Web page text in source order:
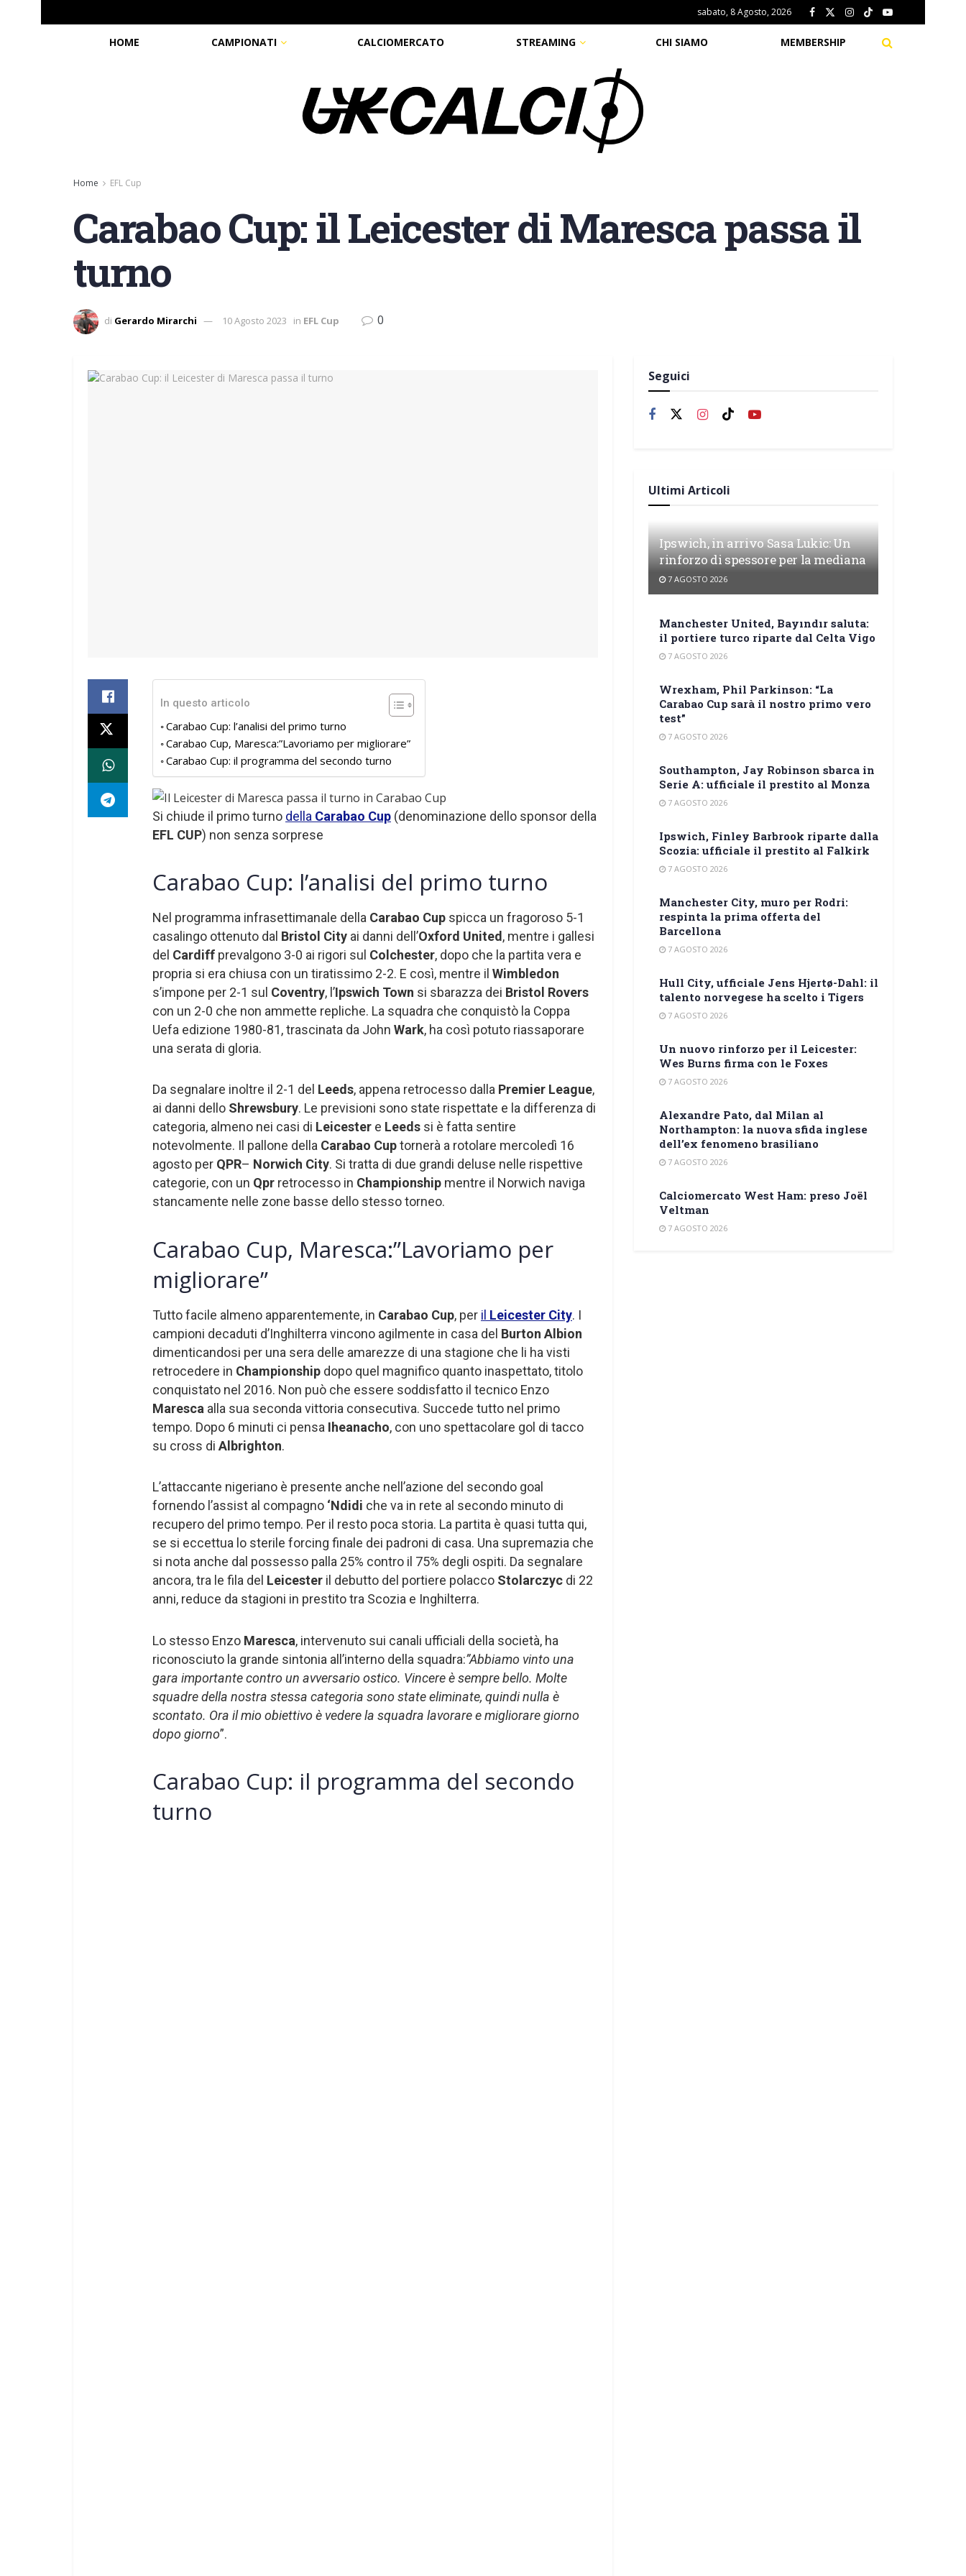
sabato, 8 Agosto, 2026
HOME CAMPIONATI CALCIOMERCATO STREAMING CHI SIAMO MEMBERSHIP
Home EFL Cup
Carabao Cup: il Leicester di Maresca passa il
turno
di Gerardo Mirarchi 10 Agosto 2023 in EFL Cup 0
In questo articolo
Carabao Cup: l’analisi del primo turno
Carabao Cup, Maresca:”Lavoriamo per migliorare”
Carabao Cup: il programma del secondo turno
Si chiude il primo turno della Carabao Cup (denominazione dello sponsor della
EFL CUP) non senza sorprese
Carabao Cup: l’analisi del primo turno
Nel programma infrasettimanale della Carabao Cup spicca un fragoroso 5-1
casalingo ottenuto dal Bristol City ai danni dell’Oxford United , mentre i gallesi
del Cardiff prevalgono 3-0 ai rigori sul Colchester, dopo che la partita vera e
propria si era chiusa con un tiratissimo 2-2. E così, mentre il Wimbledon
s’impone per 2-1 sul Coventry, l’Ipswich Town si sbarazza dei Bristol Rovers
con un 2-0 che non ammette repliche. La squadra che conquistò la Coppa
Uefa edizione 1980-81, trascinata da John Wark, ha così potuto riassaporare
una serata di gloria.
Da segnalare inoltre il 2-1 del Leeds, appena retrocesso dalla Premier League,
ai danni dello Shrewsbury. Le previsioni sono state rispettate e la differenza di
categoria, almeno nei casi di Leicester e Leeds si è fatta sentire
notevolmente. Il pallone della Carabao Cuptornerà a rotolare mercoledì 16
agosto per QPR– Norwich City. Si tratta di due grandi deluse nelle rispettive
categorie, con un Qpr retrocesso in Championship mentre il Norwich naviga
stancamente nelle zone basse dello stesso torneo.
Carabao Cup, Maresca:”Lavoriamo per
migliorare”
Tutto facile almeno apparentemente, in Carabao Cup, per il Leicester City. I
campioni decaduti d’Inghilterra vincono agilmente in casa del Burton Albion
dimenticandosi per una sera delle amarezze di una stagione che li ha visti
retrocedere in Championship dopo quel magnifico quanto inaspettato, titolo
conquistato nel 2016. Non può che essere soddisfatto il tecnico Enzo
Maresca alla sua seconda vittoria consecutiva. Succede tutto nel primo
tempo. Dopo 6 minuti ci pensa Iheanacho, con uno spettacolare gol di tacco
su cross di Albrighton.
L’attaccante nigeriano è presente anche nell’azione del secondo goal
fornendo l’assist al compagno ‘Ndidi che va in rete al secondo minuto di
recupero del primo tempo. Per il resto poca storia. La partita è quasi tutta qui,
se si eccettua lo sterile forcing finale dei padroni di casa. Una supremazia che
si nota anche dal possesso palla 25% contro il 75% degli ospiti. Da segnalare
ancora, tra le fila del Leicester il debutto del portiere polacco Stolarczyc di 22
anni, reduce da stagioni in prestito tra Scozia e Inghilterra.
Lo stesso Enzo Maresca, intervenuto sui canali ufficiali della società, ha
riconosciuto la grande sintonia all’interno della squadra:”Abbiamo vinto una
gara importante contro un avversario ostico. Vincere è sempre bello. Molte
squadre della nostra stessa categoria sono state eliminate, quindi nulla è
scontato. Ora il mio obiettivo è vedere la squadra lavorare e migliorare giorno
dopo giorno”.
Carabao Cup: il programma del secondo
turno
Seguici
Ultimi Articoli
Ipswich, in arrivo Sasa Lukic: Un
rinforzo di spessore per la mediana
7 AGOSTO 2026
Manchester United, Bayındır saluta:
il portiere turco riparte dal Celta Vigo
7 AGOSTO 2026
Wrexham, Phil Parkinson: “La
Carabao Cup sarà il nostro primo vero
test”
7 AGOSTO 2026
Southampton, Jay Robinson sbarca in
Serie A: ufficiale il prestito al Monza
7 AGOSTO 2026
Ipswich, Finley Barbrook riparte dalla
Scozia: ufficiale il prestito al Falkirk
7 AGOSTO 2026
Manchester City, muro per Rodri:
respinta la prima offerta del
Barcellona
7 AGOSTO 2026
Hull City, ufficiale Jens Hjertø-Dahl: il
talento norvegese ha scelto i Tigers
7 AGOSTO 2026
Un nuovo rinforzo per il Leicester:
Wes Burns firma con le Foxes
7 AGOSTO 2026
Alexandre Pato, dal Milan al
Northampton: la nuova sfida inglese
dell’ex fenomeno brasiliano
7 AGOSTO 2026
Calciomercato West Ham: preso Joël
Veltman
7 AGOSTO 2026